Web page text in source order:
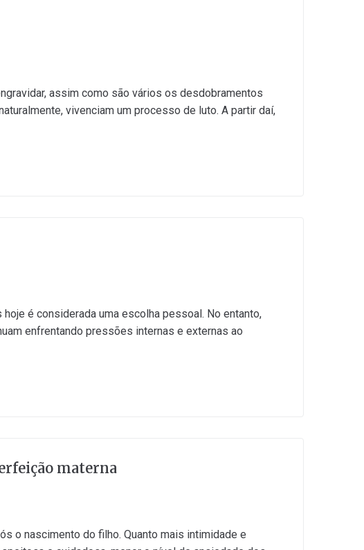
assim como são vários os desdobramentos
vivenciam um processo de luto. A partir daí,
é considerada uma escolha pessoal. No entanto,
enfrentando pressões internas e externas ao
materna
o nascimento do filho. Quanto mais intimidade e